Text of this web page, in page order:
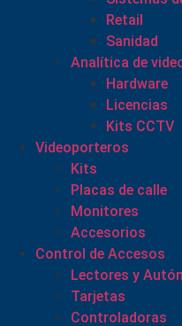
Retail
Sanidad
Analítica de
Hardware
Licencias
Kits CCTV
Videoporteros
Kits
Placas de calle
Monitores
Accesorios
Control de Accesos
Lectores y
Tarjetas
Controladoras